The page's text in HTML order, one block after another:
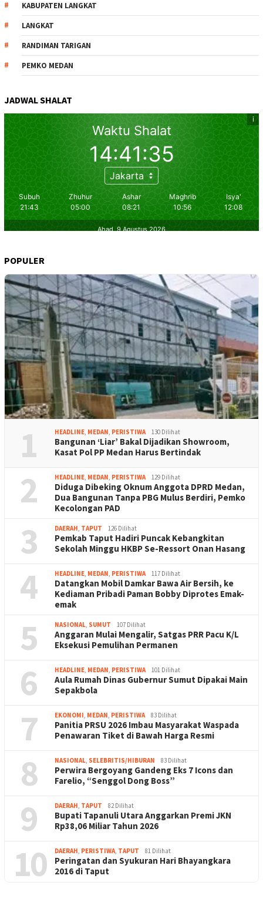
KABUPATEN LANGKAT
LANGKAT
RANDIMAN TARIGAN
PEMKO MEDAN
JADWAL SHALAT
POPULER
1 HEADLINE, MEDAN, PERISTIWA 130 Dilihat
Bangunan ‘Liar’ Bakal Dijadikan Showroom,
Kasat Pol PP Medan Harus Bertindak
2 HEADLINE, MEDAN, PERISTIWA 129 Dilihat
Diduga Dibeking Oknum Anggota DPRD Medan,
Dua Bangunan Tanpa PBG Mulus Berdiri, Pemko
Kecolongan PAD
3 DAERAH, TAPUT 126 Dilihat
Pemkab Taput Hadiri Puncak Kebangkitan
Sekolah Minggu HKBP Se-Ressort Onan Hasang
4 HEADLINE, MEDAN, PERISTIWA 117 Dilihat
Datangkan Mobil Damkar Bawa Air Bersih, ke
Kediaman Pribadi Paman Bobby Diprotes Emak-
emak
5 NASIONAL, SUMUT 107 Dilihat
Anggaran Mulai Mengalir, Satgas PRR Pacu K/L
Eksekusi Pemulihan Permanen
6 HEADLINE, MEDAN, PERISTIWA 101 Dilihat
Aula Rumah Dinas Gubernur Sumut Dipakai Main
Sepakbola
7 EKONOMI, MEDAN, PERISTIWA 83 Dilihat
Panitia PRSU 2026 Imbau Masyarakat Waspada
Penawaran Tiket di Bawah Harga Resmi
8 NASIONAL, SELEBRITIS/HIBURAN 83 Dilihat
Perwira Bergoyang Gandeng Eks 7 Icons dan
Farelio, “Senggol Dong Boss”
9 DAERAH, TAPUT 82 Dilihat
Bupati Tapanuli Utara Anggarkan Premi JKN
Rp38,06 Miliar Tahun 2026
10 DAERAH, PERISTIWA, TAPUT 81 Dilihat
Peringatan dan Syukuran Hari Bhayangkara
2016 di Taput